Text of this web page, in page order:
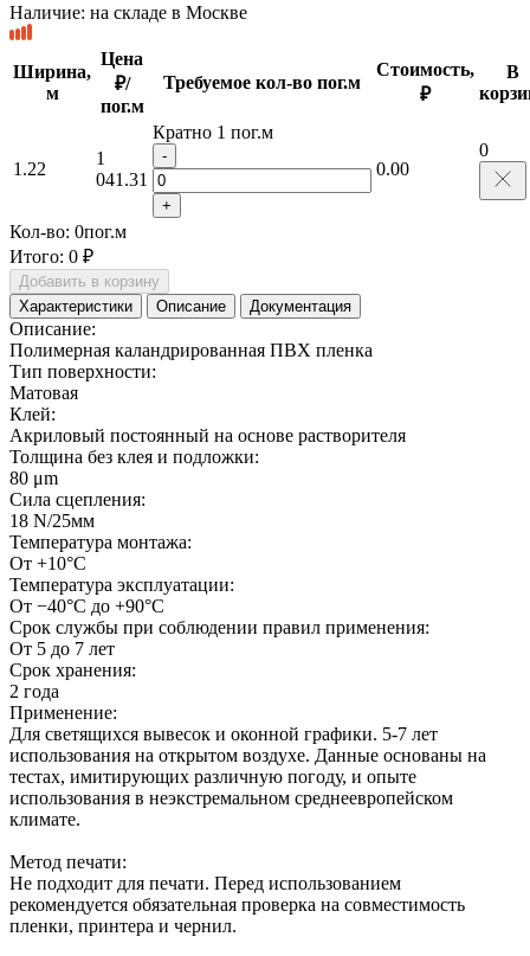
Наличие: на складе в Москве
Ширина,
м
Цена
₽/
пог.м
Требуемое кол-во пог.м
Стоимость,
₽
В
1.22
1
041.31
Кратно 1 пог.м
-
+
0.00
0
Кол-во: 0пог.м
Итого: 0 ₽
Добавить в корзину
Характеристики
Описание Документация
Описание:
Полимерная каландрированная ПВХ пленка
Тип поверхности:
Матовая
Клей:
Акриловый постоянный на основе растворителя
Толщина без клея и подложки:
80 μm
Сила сцепления:
18 N/25мм
Температура монтажа:
От +10°C
Температура эксплуатации:
От −40°С до +90°С
Срок службы при соблюдении правил применения:
От 5 до 7 лет
Срок хранения:
2 года
Применение:
Для светящихся вывесок и оконной графики. 5-7 лет
использования на открытом воздухе. Данные основаны на
тестах, имитирующих различную погоду, и опыте
использования в неэкстремальном среднеевропейском
климате.
Метод печати:
Не подходит для печати. Перед использованием
рекомендуется обязательная проверка на совместимость
пленки, принтера и чернил.